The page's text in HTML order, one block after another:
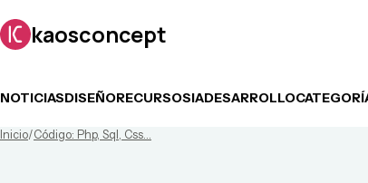
kaosconcept
NOTICIASDISEÑORECURSOSIADESARROLLO
Inicio/Código: Php, Sql, Css...